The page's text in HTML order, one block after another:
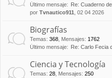
Último mensaje:
Re: Cuaderno
por Tvnautico911 , 02 04 2026
Biografías
Temas: 368 Mensajes: 1762
Último mensaje:
Re: Carlo Fecia
Ciencia y Tecnología
Temas: 28 Mensajes: 250